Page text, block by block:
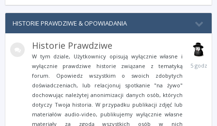
HISTORIE PRAWDZIWE & OPOWIADANIA
Historie Prawdziwe
W tym dziale, Użytkownicy opisują wyłącznie własne i
wyłącznie prawdziwe historie związane z tematyką
forum. Opowiedz wszystkim o swoich zdobytych
doświadczeniach, lub relacjonuj spotkanie "na żywo"
dochowując należytej anonimizacji danych osób, których
dotyczy Twoja historia. W przypadku publikacji zdjęć lub
materiałów audio-video, publikujemy wyłącznie własne
materiały za zgodą wszystkich osób w nich
5
godzin